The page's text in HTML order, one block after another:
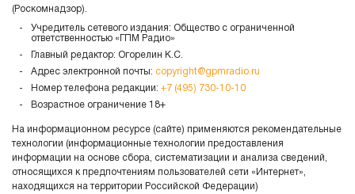
(Роскомнадзор).
Учредитель сетевого издания: Общество с ограниченной
ответственностью «ГПМ Радио»
Главный редактор: Огорелин К.С.
Адрес электронной почты: copyright@gpmradio.ru
Номер телефона редакции: +7 (495) 730-10-10
Возрастное ограничение 18+
На информационном ресурсе (сайте) применяются рекомендательные
технологии (информационные технологии предоставления
информации на основе сбора, систематизации и анализа сведений,
относящихся к предпочтениям пользователей сети «Интернет»,
находящихся на территории Российской Федерации)